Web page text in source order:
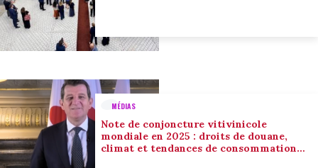
MÉDIAS
Note de conjoncture vitivinicole
mondiale en 2025 : droits de douane,
climat et tendances de consommation